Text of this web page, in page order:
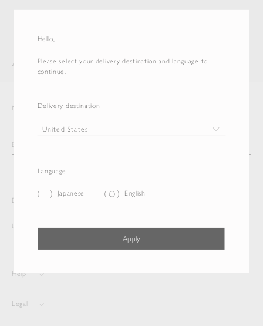
Hello,
Please select your delivery destination and language to
continue.
Delivery destination
Language
Japanese English
Apply
AURALEE ITEM
Newsletter
Delivery destination and Language
United States English
Help
Legal